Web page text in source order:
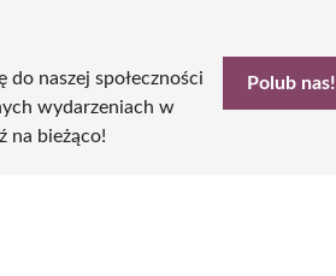
naszej społeczności
wydarzeniach w
na bieżąco!
Polub nas!